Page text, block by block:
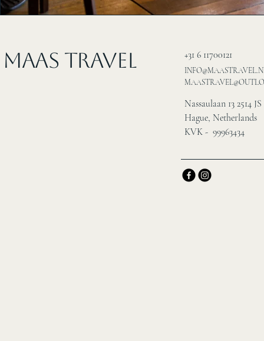
MAAS Travel +31 6 11700121
Nassaulaan 13 2514
Hague, Netherlands
KVK - 99963434